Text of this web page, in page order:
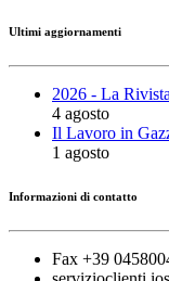
Ultimi aggiornamenti
2026 - La
4 agosto
Il Lavoro in
1 agosto
Informazioni di contatto
Fax +39